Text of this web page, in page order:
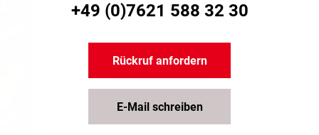
+49 (0)7621 588 32 30
Rückruf anfordern
E-Mail schreiben